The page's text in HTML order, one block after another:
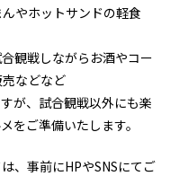
やホットサンドの軽食
観戦しながらお酒やコー
などなど
が、試合観戦以外にも楽
をご準備いたします。
、事前にHPやSNSにてご